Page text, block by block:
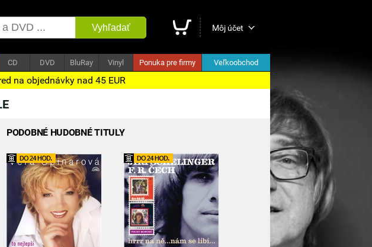
Vyhľadať Môj účet
CD DVD BluRay Vinyl Ponuka pre firmy Veľkoobchod
na objednávky nad 45 EUR
PODOBNÉ HUDOBNÉ TITULY